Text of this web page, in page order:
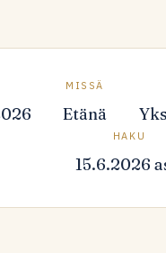
MISSÄ
Etänä
HAKU
15.6.2026